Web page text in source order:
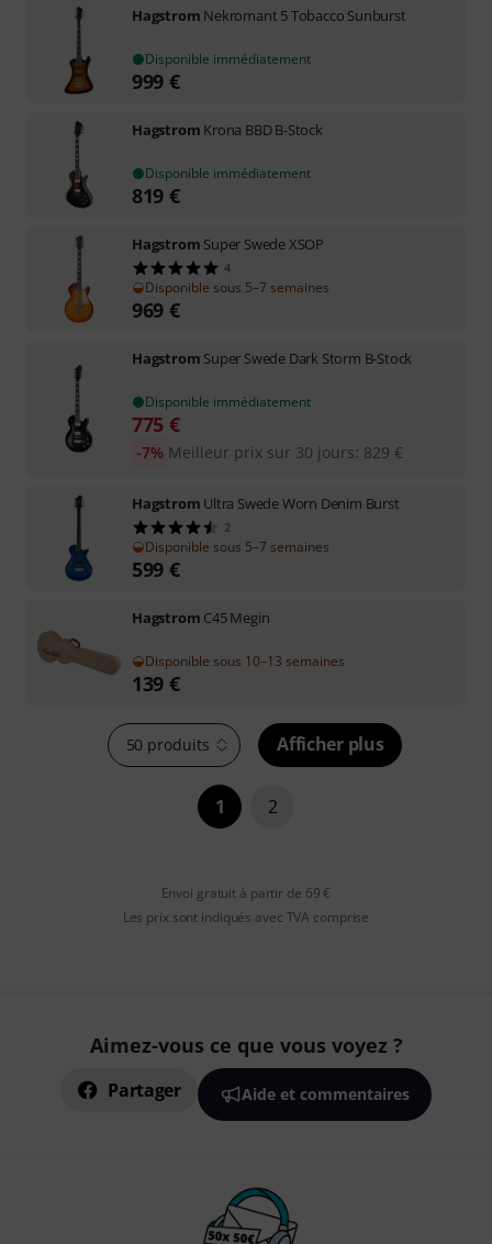
Hagstrom Nekromant 5 Tobacco Sunburst
Disponible immédiatement
999 €
Hagstrom Krona BBD B-Stock
Disponible immédiatement
819 €
Hagstrom Super Swede XSOP
4
Disponible sous 5–7 semaines
969 €
Hagstrom Super Swede Dark Storm B-Stock
Disponible immédiatement
775 €
Meilleur prix sur 30 jours: 829 €
-7%
Hagstrom Ultra Swede Worn Denim Burst
2
Disponible sous 5–7 semaines
599 €
Hagstrom C45 Megin
Disponible sous 10–13 semaines
139 €
50 produits Afficher plus
1 2
Envoi gratuit à partir de 69 €
Les prix sont indiqués avec TVA comprise
Aimez-vous ce que vous voyez ?
Partager Aide et commentaires